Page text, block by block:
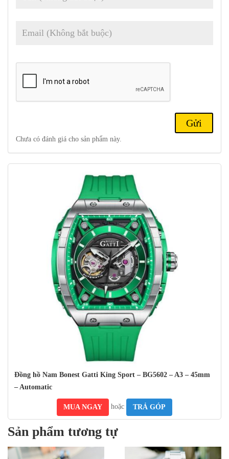
Các mẫu đồng hồ Bonest gatti được làm từ các chất liệu cao cấp
như thép không gỉ, da, cao su, và các vật liệu đặc biệt khác, tạo ra
độ bền và chống thấm nước cao, đáp ứng được nhu cầu sử dụng của
giới trẻ trong các hoạt động thể thao và ngoài trời.
Bộ máy Automatic đẳng cấp , Mặt kính làm từ
chất liệu hàng đầu
Đồng Hồ Nam Bonest Gatti Dây Cao Su sở hữu mặt kính cứng
tránh được va đập mạnh, cùng mức chống nước 5ATM thoải mái đi
mưa, rửa tay hỗ trợ sinh hoạt hàng ngày.
Chưa có đánh giá cho sản phẩm này.
Đồng hồ Nam Bonest Gatti King Sport – BG5602 – A3 – 45mm
– Automatic
MUA NGAY hoặc TRẢ GÓP
Sản phẩm tương tự